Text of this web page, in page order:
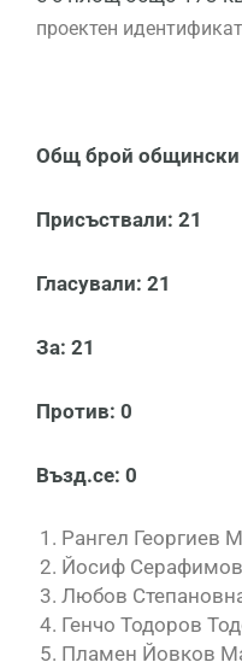
проектен
Общ брой общински
Присъствали: 21
Гласували: 21
За: 21
Против: 0
Възд.се:
Рангел Георгиев
Йосиф
Любов
Генчо Тодоров
Пламен Йовков